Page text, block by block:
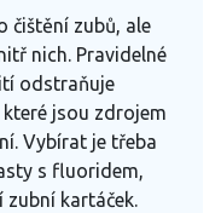
čištění zubů, ale
nich. Pravidelné
odstraňuje
jsou zdrojem
Vybírat je třeba
s fluoridem,
kartáček.